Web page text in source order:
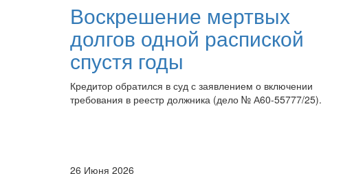
Воскрешение мертвых
долгов одной распиской
спустя годы
Кредитор обратился в суд с заявлением о включении
требования в реестр должника (дело № А60-55777/25).
26 Июня 2026